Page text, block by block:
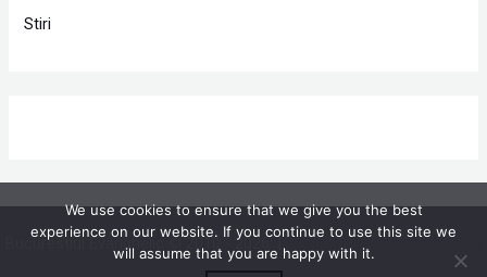
Stiri
Bucurestiul Evanghelic © 2010 - 2026 | Powered by Proclamedia.ro
We use cookies to ensure that we give you the best
experience on our website. If you continue to use this site we
will assume that you are happy with it.